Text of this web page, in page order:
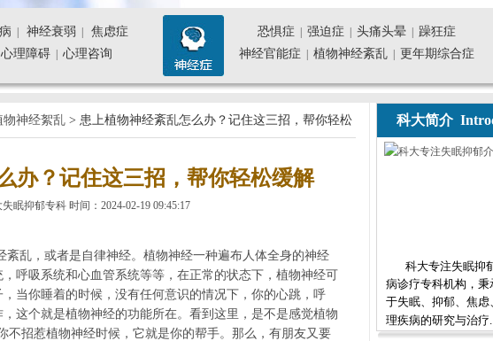
神经衰弱
焦虑症
心理障碍 心理咨询
恐惧症 强迫症 头痛头晕
躁狂症
神经官能症
植物神经紊乱 更年期综合症
物神经絮乱 > 患上植物神经紊乱怎么办？记住这三招，帮你轻松
办？记住这三招，帮你轻松缓解
眠抑郁专科 时间：2024-02-19 09:45:17
紊乱，或者是自律神经。植物神经一种遍布人体全身的神经
呼吸系统和心血管系统等等，在正常的状态下，植物神经可
当你睡着的时候，没有任何意识的情况下，你的心跳，呼
这个就是植物神经的功能所在。看到这里，是不是感觉植物
不招惹植物神经时候，它就是你的帮手。那么，有朋友又要
科大简介
科大专注失眠抑
病诊疗专科机构，秉
于失眠、抑郁、焦
理疾病的研究与治